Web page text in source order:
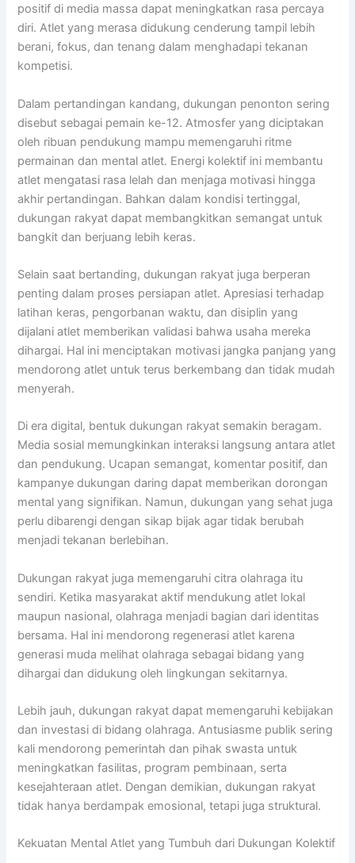
positif di media massa dapat meningkatkan rasa percaya
diri. Atlet yang merasa didukung cenderung tampil lebih
berani, fokus, dan tenang dalam menghadapi tekanan
kompetisi.
Dalam pertandingan kandang, dukungan penonton sering
disebut sebagai pemain ke-12. Atmosfer yang diciptakan
oleh ribuan pendukung mampu memengaruhi ritme
permainan dan mental atlet. Energi kolektif ini membantu
atlet mengatasi rasa lelah dan menjaga motivasi hingga
akhir pertandingan. Bahkan dalam kondisi tertinggal,
dukungan rakyat dapat membangkitkan semangat untuk
bangkit dan berjuang lebih keras.
Selain saat bertanding, dukungan rakyat juga berperan
penting dalam proses persiapan atlet. Apresiasi terhadap
latihan keras, pengorbanan waktu, dan disiplin yang
dijalani atlet memberikan validasi bahwa usaha mereka
dihargai. Hal ini menciptakan motivasi jangka panjang yang
mendorong atlet untuk terus berkembang dan tidak mudah
menyerah.
Di era digital, bentuk dukungan rakyat semakin beragam.
Media sosial memungkinkan interaksi langsung antara atlet
dan pendukung. Ucapan semangat, komentar positif, dan
kampanye dukungan daring dapat memberikan dorongan
mental yang signifikan. Namun, dukungan yang sehat juga
perlu dibarengi dengan sikap bijak agar tidak berubah
menjadi tekanan berlebihan.
Dukungan rakyat juga memengaruhi citra olahraga itu
sendiri. Ketika masyarakat aktif mendukung atlet lokal
maupun nasional, olahraga menjadi bagian dari identitas
bersama. Hal ini mendorong regenerasi atlet karena
generasi muda melihat olahraga sebagai bidang yang
dihargai dan didukung oleh lingkungan sekitarnya.
Lebih jauh, dukungan rakyat dapat memengaruhi kebijakan
dan investasi di bidang olahraga. Antusiasme publik sering
kali mendorong pemerintah dan pihak swasta untuk
meningkatkan fasilitas, program pembinaan, serta
kesejahteraan atlet. Dengan demikian, dukungan rakyat
tidak hanya berdampak emosional, tetapi juga struktural.
Kekuatan Mental Atlet yang Tumbuh dari Dukungan Kolektif